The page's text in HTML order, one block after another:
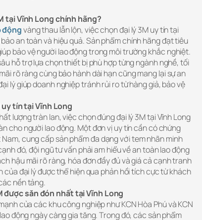
tại Vĩnh Long chính hãng?
độngvàng thau lẫn lộn, việc chọn đại lý 3M uy tín tại
an toàn và hiệu quả. Sản phẩm chính hãng đạt tiêu
bảo vệ người lao động trong môi trường khắc nghiệt.
hỗ trợ lựa chọn thiết bị phù hợp từng ngành nghề, tối
rõ ràng cùng bảo hành dài hạn cũng mang lại sự an
lý giúp doanh nghiệp tránh rủi ro từ hàng giả, bảo vệ
uy tín tại Vĩnh Long
lượng tràn lan, việc chọn đúng đại lý 3M tại Vĩnh Long
cho người lao động. Một đơn vị uy tín cần có chứng
cung cấp sản phẩm đa dạng với tem nhãn minh
đó, đội ngũ tư vấn phải am hiểu về an toàn lao động
hậu mãi rõ ràng, hóa đơn đầy đủ và giá cả cạnh tranh
đại lý được thể hiện qua phản hồi tích cực từ khách
nền tảng.
được săn đón nhất tại Vĩnh Long
của các khu công nghiệp như KCN Hòa Phú và KCN
động ngày càng gia tăng. Trong đó, các sản phẩm